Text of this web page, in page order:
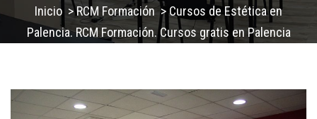
Inicio >RCM Formación>Cursos de Estética en
Palencia. RCM Formación. Cursos gratis en Palencia